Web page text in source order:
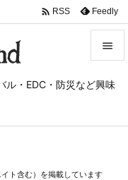
ル・EDC・防災など興味

メニュ
サイド
 RSS Feedly
ト含む）を掲載しています